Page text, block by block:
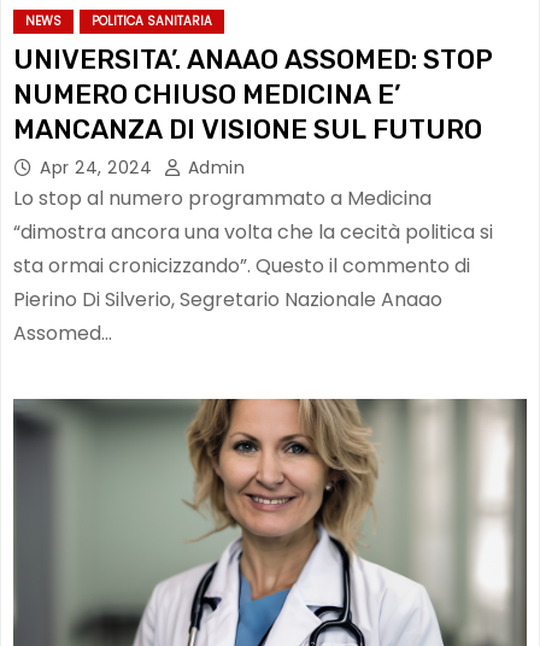
NEWS POLITICA SANITARIA
UNIVERSITA’. ANAAO ASSOMED: STOP
NUMERO CHIUSO MEDICINA E’
MANCANZA DI VISIONE SUL FUTURO
Apr 24, 2024 Admin
Lo stop al numero programmato a Medicina
“dimostra ancora una volta che la cecità politica si
sta ormai cronicizzando”. Questo il commento di
Pierino Di Silverio, Segretario Nazionale Anaao
Assomed…